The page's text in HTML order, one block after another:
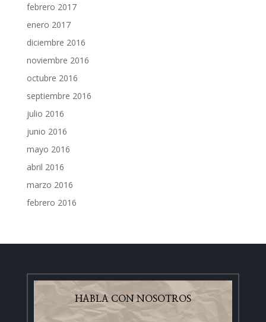
febrero 2017
enero 2017
diciembre 2016
noviembre 2016
octubre 2016
septiembre 2016
julio 2016
junio 2016
mayo 2016
abril 2016
marzo 2016
febrero 2016
HABLA CON NOSOTROS